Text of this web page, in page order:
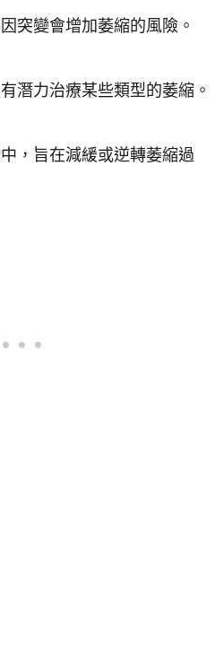
突變會增加萎縮的風險。
潛力治療某些類型的萎縮。
，旨在減緩或逆轉萎縮過